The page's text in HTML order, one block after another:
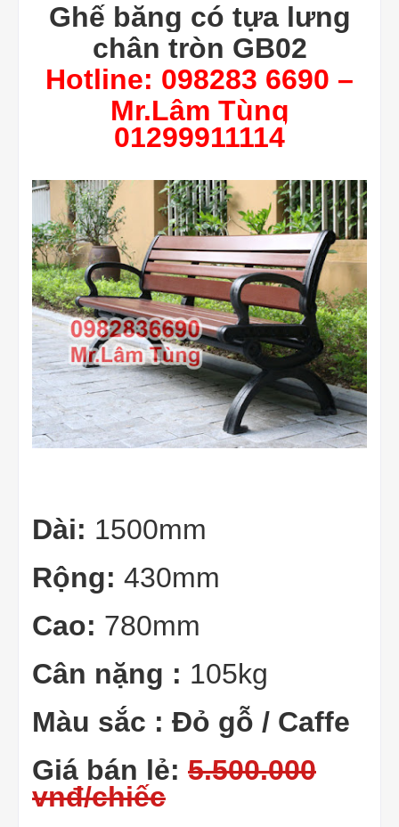
Ghế băng có tựa lưng
chân tròn GB02
Hotline: 098283 6690 –
Mr.Lâm Tùng
01299911114
Dài: 1500mm
Rộng: 430mm
Cao: 780mm
Cân nặng : 105kg
Màu sắc : Đỏ gỗ / Caffe
Giá bán lẻ: 5.500.000
vnđ/chiếc